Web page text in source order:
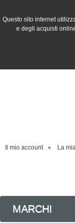
Questo sito internet
e degli acquisti
Il mio account La
MARCHI